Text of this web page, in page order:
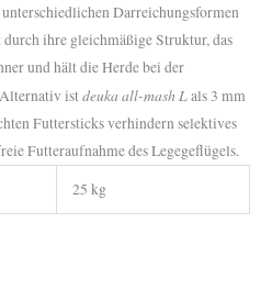
Darreichungsformen
ihre gleichmäßige Struktur, das
und hält die Herde bei der
istdeuka all-mash Lals 3 mm
Futtersticks verhindern selektives
Futteraufnahme des Legegeflügels.
25 kg